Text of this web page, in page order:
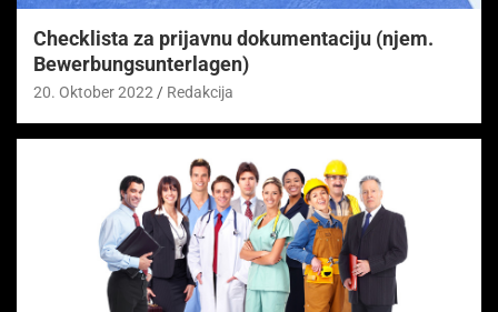
Checklista za prijavnu dokumentaciju (njem.
Bewerbungsunterlagen)
20. Oktober 2022 Redakcija